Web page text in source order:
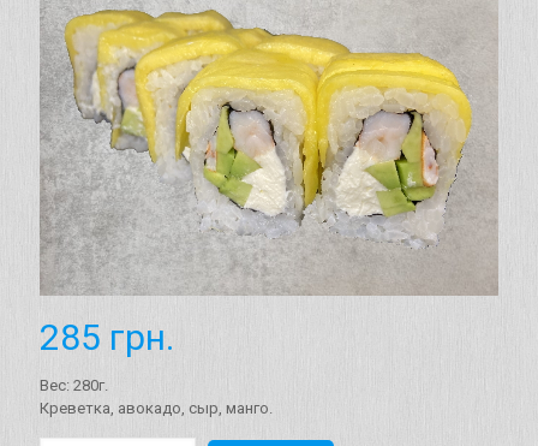
285 грн.
Вес: 280г.
Креветка, авокадо, сыр, манго.